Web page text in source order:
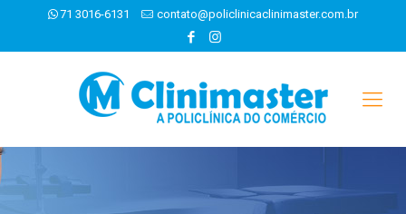
71 3016-6131 contato@policlinicaclinimaster.com.br